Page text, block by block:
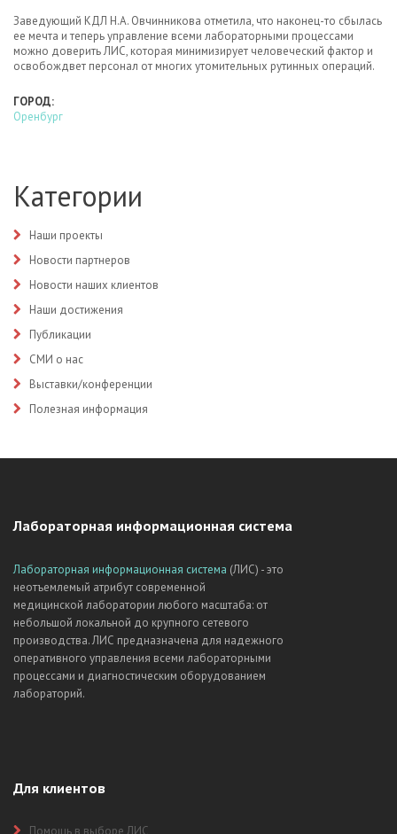
Заведующий КДЛ Н.А. Овчинникова отметила, что наконец-то сбылась
ее мечта и теперь управление всеми лабораторными процессами
можно доверить ЛИС, которая минимизирует человеческий фактор и
освобождвет персонал от многих утомительных рутинных операций.
ГОРОД:
Оренбург
Категории
Наши проекты
Новости партнеров
Новости наших клиентов
Наши достижения
Публикации
СМИ о нас
Выставки/конференции
Полезная информация
Лабораторная информационная система
Лабораторная информационная система (ЛИС) - это
неотъемлемый атрибут современной
медицинской лаборатории любого масштаба: от
небольшой локальной до крупного сетевого
производства. ЛИС предназначена для надежного
оперативного управления всеми лабораторными
процессами и диагностическим оборудованием
лабораторий.
Для клиентов
Помощь в выборе ЛИС